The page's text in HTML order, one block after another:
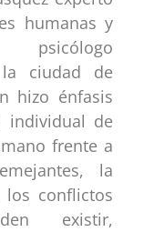
humanas y
psicólogo
ciudad de
hizo énfasis
individual de
frente a
la
los conflictos
existir,